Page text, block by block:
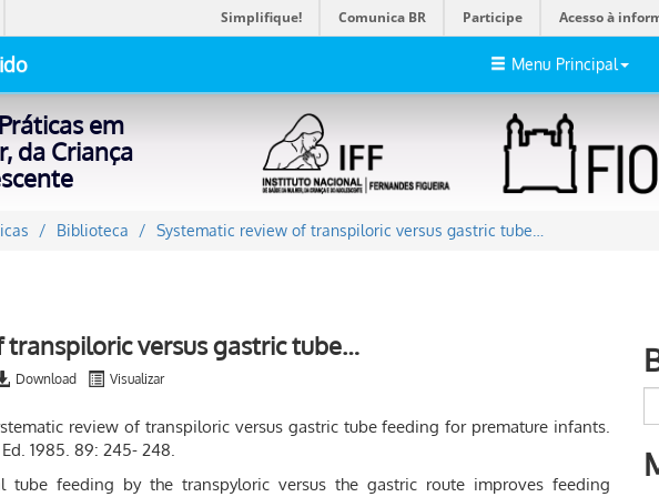
Simplifique! Comunica BR Participe Acesso à
Menu Principal
em
da Criança
Biblioteca Systematic review of transpiloric versus gastric tube…
transpiloric versus gastric tube…
Download Visualizar
review of transpiloric versus gastric tube feeding for premature infants.
1985. 89: 245- 248.
tube feeding by the transpyloric versus the gastric route improves feeding